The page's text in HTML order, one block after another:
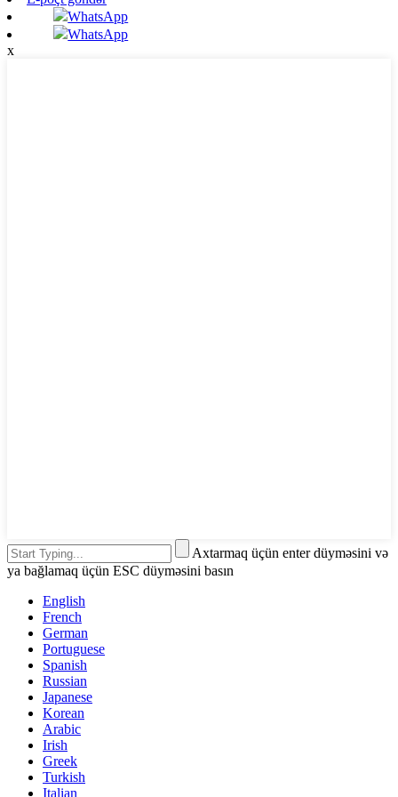
WhatsApp
WhatsApp
x
Axtarmaq üçün enter düyməsini və
ya bağlamaq üçün ESC düyməsini basın
English
French
German
Portuguese
Spanish
Russian
Japanese
Korean
Arabic
Irish
Greek
Turkish
Italian